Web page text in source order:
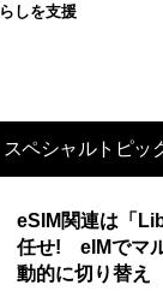
らしを支援
スペシャルトピッ
eSIM関連は「
任せ! eIMでマ
動的に切り替え